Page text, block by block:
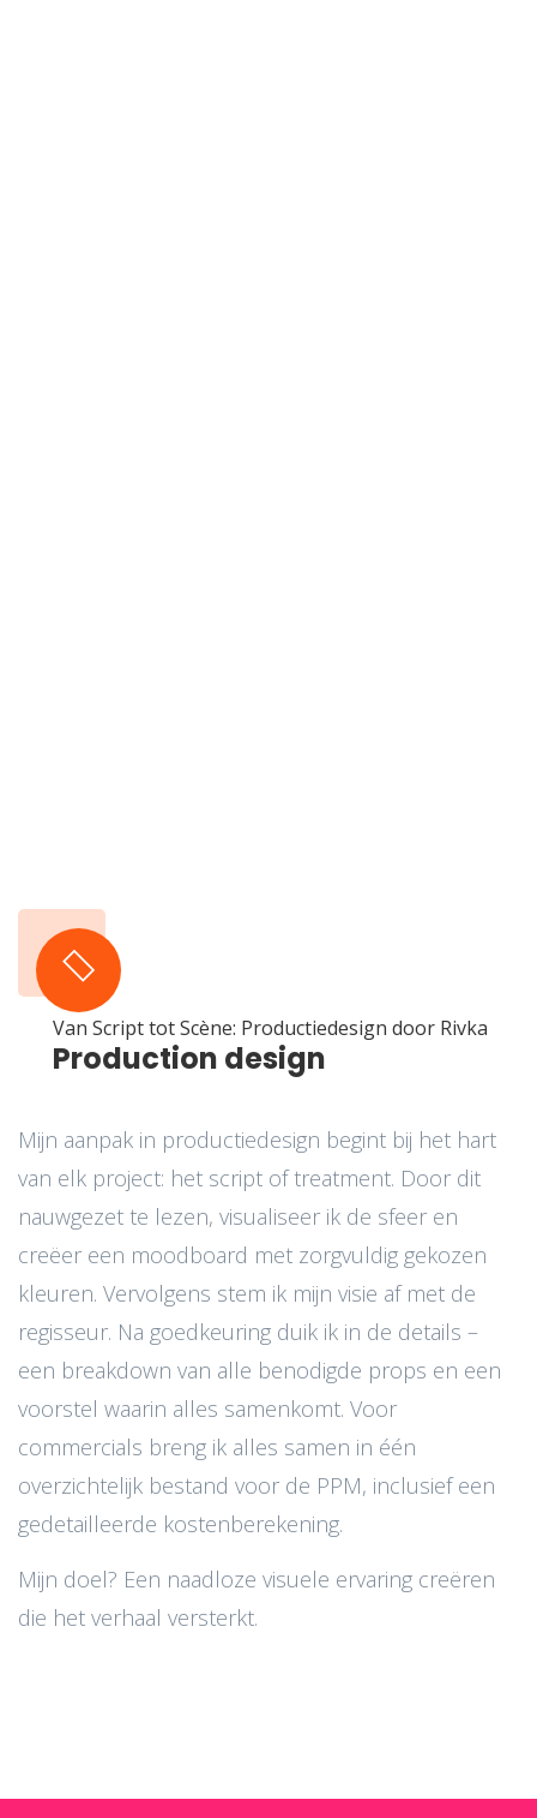
Van Script tot Scène: Productiedesign door Rivka
Production design
Mijn aanpak in productiedesign begint bij het hart
van elk project: het script of treatment. Door dit
nauwgezet te lezen, visualiseer ik de sfeer en
creëer een moodboard met zorgvuldig gekozen
kleuren. Vervolgens stem ik mijn visie af met de
regisseur. Na goedkeuring duik ik in de details –
een breakdown van alle benodigde props en een
voorstel waarin alles samenkomt. Voor
commercials breng ik alles samen in één
overzichtelijk bestand voor de PPM, inclusief een
gedetailleerde kostenberekening.
Mijn doel? Een naadloze visuele ervaring creëren
die het verhaal versterkt.